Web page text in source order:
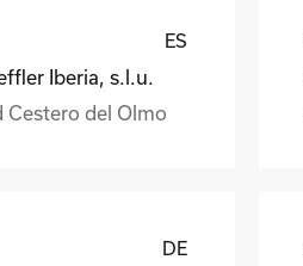
ES
Iberia, s.l.u.
Cestero del Olmo
DE